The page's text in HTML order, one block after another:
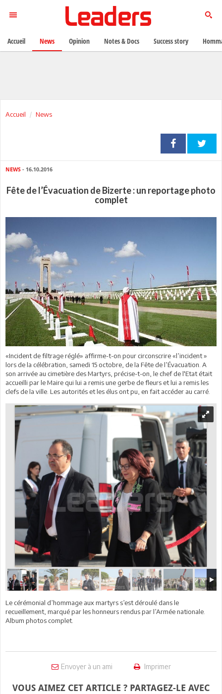
Accueil News
NEWS - 16.10.2016
Fête de l’Évacuation de Bizerte : un reportage photo
complet
«Incident de filtrage réglé» affirme-t-on pour circonscrire «l’incident »
lors de la célébration, samedi 15 octobre, de la Fête de l’Évacuation. A
son arrivée au cimetière des Martyrs, précise-t-on, le chef de l'Etat était
accueilli par le Maire qui lui a remis une gerbe de fleurs et lui a remis les
clefs de la ville. Les autorités et les élus ont pu, en fait accéder au carré.
Le cérémonial d’hommage aux martyrs s’est déroulé dans le
recueillement, marqué par les honneurs rendus par l’Armée nationale.
Album photos complet.
Envoyer à un ami Imprimer
VOUS AIMEZ CET ARTICLE ? PARTAGEZ-LE AVEC
Accueil News Opinion Notes & Docs Success story